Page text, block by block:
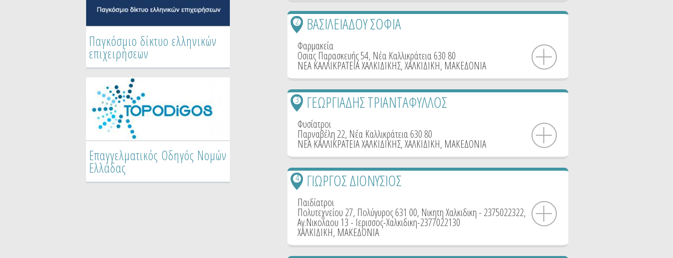
ΒΑΣΙΛΕΙΑΔΟΥ ΣΟΦΙΑ
2
Φαρμακεία
Οσιας Παρασκευής 54, Νέα Καλλικράτεια 630 80
ΝΕΑ ΚΑΛΛΙΚΡΑΤΕΙΑ ΧΑΛΚΙΔΙΚΗΣ,ΧΑΛΚΙΔΙΚΗ, ΜΑΚΕΔΟΝΙΑ
ΓΕΩΡΓΙΑΔΗΣ ΤΡΙΑΝΤΑΦΥΛΛΟΣ
3
Φυσίατροι
Παρναβέλη 22, Νέα Καλλικράτεια 630 80
ΝΕΑ ΚΑΛΛΙΚΡΑΤΕΙΑ ΧΑΛΚΙΔΙΚΗΣ,ΧΑΛΚΙΔΙΚΗ, ΜΑΚΕΔΟΝΙΑ
ΓΙΩΡΓΟΣ ΔΙΟΝΥΣΙΟΣ
4
Παιδίατροι
Πολυτεχνείου 27, Πολύγυρος 631 00, Νικητη Χαλκιδικη - 2375022322,
Αγ.Νικολαου 13 - Ιερισσος-Χαλκιδικη-2377022130
ΧΑΛΚΙΔΙΚΗ, ΜΑΚΕΔΟΝΙΑ
Παγκόσμιο δίκτυο ελληνικών
επιχειρήσεων
Επαγγελματικός Οδηγός Νομών
Ελλάδας
Επαγγελματικός Οδηγός
Ειδικοτήτων Ελλάδας
Τουριστικός Οδηγός Νομών &
Νησιών της Ελλάδας